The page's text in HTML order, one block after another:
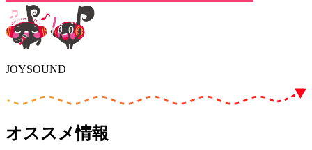
JOYSOUND
オススメ情報